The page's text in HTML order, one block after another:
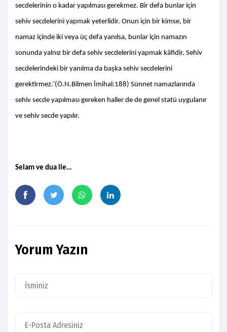
secdelerinin o kadar yapılması gerekmez. Bir defa bunlar için
sehiv secdelerini yapmak yeterlidir. Onun için bir kimse, bir
namaz içinde iki veya üç defa yanılsa, bunlar için namazın
sonunda yalnız bir defa sehiv secdelerini yapmak kâfidir. Sehiv
secdelerindeki bir yanılma da başka sehiv secdelerini
gerektirmez.’(Ö.N.Bilmen İmihal:188) Sünnet namazlarında
sehiv secde yapılması gereken haller de de genel statü uygulanır
ve sehiv secde yapılır.
Selam ve dua ile…
Yorum Yazın